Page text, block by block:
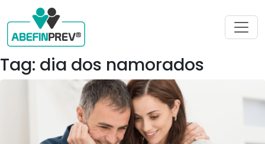
Tag: dia dos namorados